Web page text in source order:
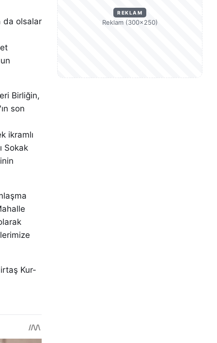
da olsalar
Birliğin,
son
ikramlı
Sokak
Kur-
REKLAM
Reklam (300×250)